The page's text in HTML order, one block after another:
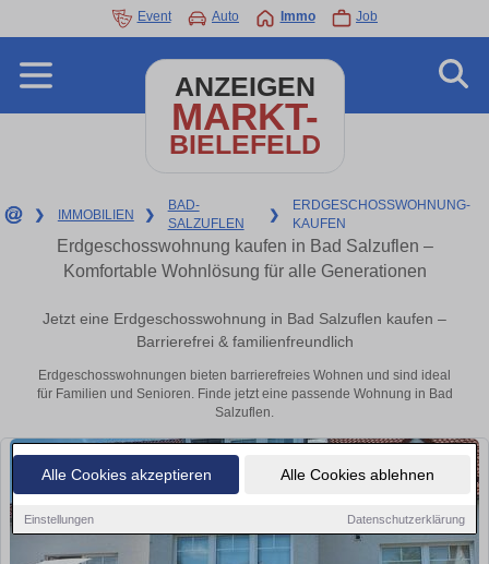
Alle Cookies akzeptieren Alle Cookies ablehnen
Einstellungen Datenschutzerklärung
Event Auto Immo Job
ANZEIGEN
MARKT-
BIELEFELD
❯ IMMOBILIEN ❯
BAD-
SALZUFLEN
❯
ERDGESCHOSSWOHNUNG-
KAUFEN
Erdgeschosswohnung kaufen in Bad Salzuflen –
Komfortable Wohnlösung für alle Generationen
Jetzt eine Erdgeschosswohnung in Bad Salzuflen kaufen –
Barrierefrei & familienfreundlich
Erdgeschosswohnungen bieten barrierefreies Wohnen und sind ideal
für Familien und Senioren. Finde jetzt eine passende Wohnung in Bad
Salzuflen.